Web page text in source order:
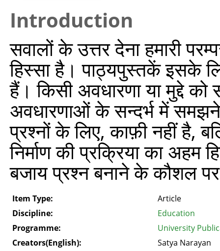
Introduction
सवालों के उत्तर देना हमारी
हिस्सा है। पाठ्यपुस्तकें इसके
हैं। किसी अवधारणा या मुद्दे
अवधारणाओं के सन्दर्भ में समझने
प्रश्नों के लिए, काफ़ी नहीं है,
निर्माण की प्रक्रिया का
बजाय प्रश्न बनाने के कौशल
Item Type:
Article
Discipline:
Education
Programme:
University
Creators(English):
Satya Narayan